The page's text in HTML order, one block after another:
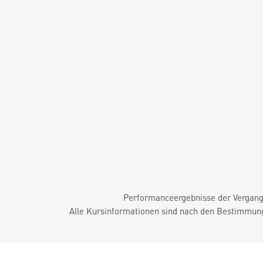
Performanceergebnisse der
Alle Kursinformationen sind nach den